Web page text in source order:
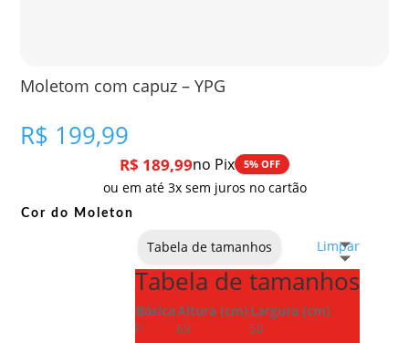
Moletom com capuz – YPG
R$ 199,99
R$ 189,99no Pix 5% OFF
ou em até 3x sem juros no cartão
Cor do Moleton
Limpar
Tabela de tamanhos
Tabela de tamanhos
BásicaAltura (cm) Largura (cm)
P
69
50